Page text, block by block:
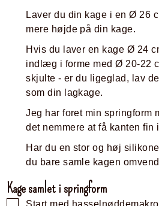
Laver du din kage i en Ø 26
mere højde på din kage.
Hvis du laver en kage Ø 24
indlæg i forme med Ø 20-22
skjulte - er du ligeglad, lav
som din lagkage.
Jeg har foret min springform
det nemmere at få kanten fin
Har du en stor og høj
du bare samle kagen
Kage samlet i springform